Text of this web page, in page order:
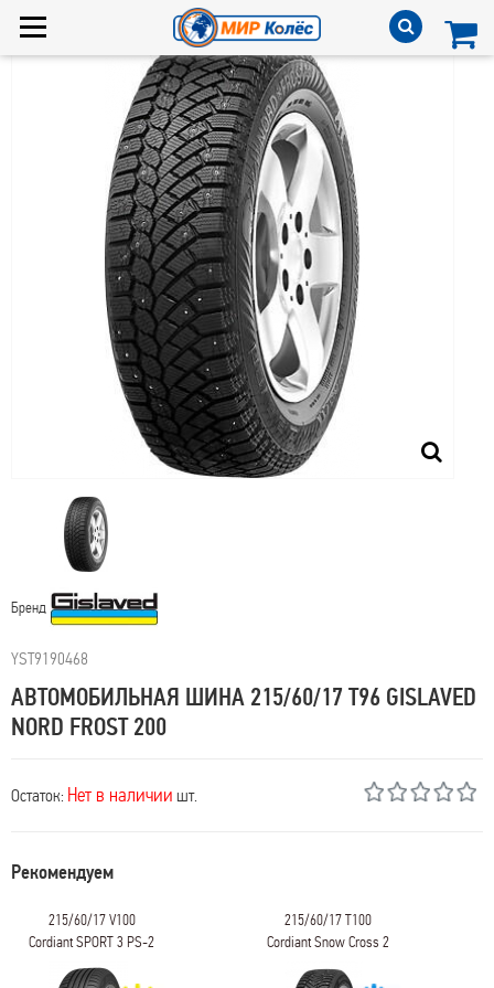
Бренд
YST9190468
АВТОМОБИЛЬНАЯ ШИНА 215/60/17 T96 GISLAVED
NORD FROST 200
Остаток: Нет в наличии шт.
Рекомендуем
215/60/17 V100
Cordiant SPORT 3 PS-2
215/60/17 T100
Cordiant Snow Cross 2
SUV